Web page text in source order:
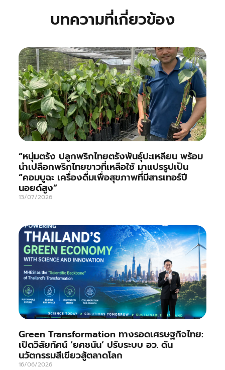
บทความที่เกี่ยวข้อง
“หนุ่มตรัง ปลูกพริกไทยตรังพันธุ์ปะเหลียน พร้อม
นำเปลือกพริกไทยขาวที่เหลือใช้ มาแปรรูปเป็น
“คอมบูฉะ เครื่องดื่มเพื่อสุขภาพที่มีสารเทอร์ปี
นอยด์สูง”
13/07/2026
Green Transformation ทางรอดเศรษฐกิจไทย:
เปิดวิสัยทัศน์ ‘ยศชนัน’ ปรับระบบ อว. ดัน
นวัตกรรมสีเขียวสู้ตลาดโลก
16/06/2026